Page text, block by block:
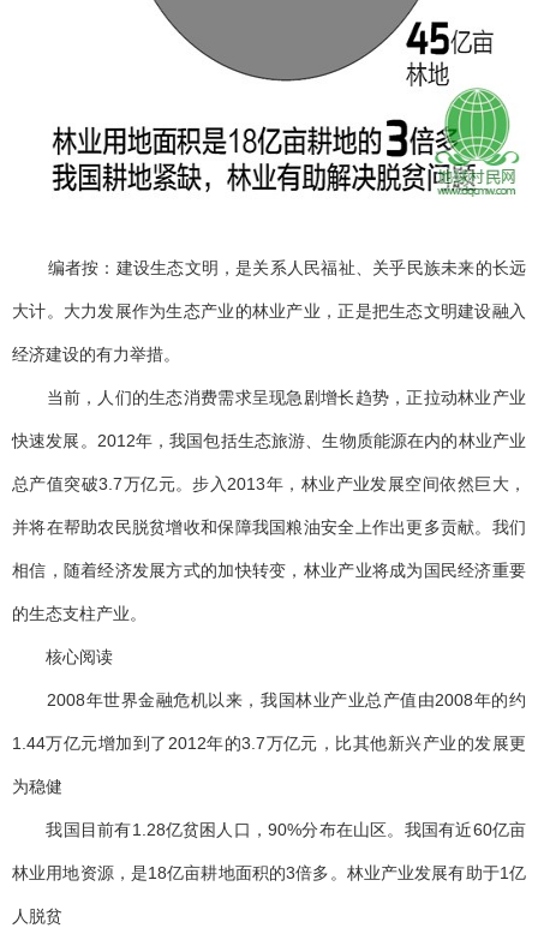
编者按：建设生态文明，是关系人民福祉、关乎民族未来的长远
大计。大力发展作为生态产业的林业产业，正是把生态文明建设融入
经济建设的有力举措。
当前，人们的生态消费需求呈现急剧增长趋势，正拉动林业产业
快速发展。2012年，我国包括生态旅游、生物质能源在内的林业产业
总产值突破3.7万亿元。步入2013年，林业产业发展空间依然巨大，
并将在帮助农民脱贫增收和保障我国粮油安全上作出更多贡献。我们
相信，随着经济发展方式的加快转变，林业产业将成为国民经济重要
的生态支柱产业。
核心阅读
2008年世界金融危机以来，我国林业产业总产值由2008年的约
1.44万亿元增加到了2012年的3.7万亿元，比其他新兴产业的发展更
为稳健
我国目前有1.28亿贫困人口，90%分布在山区。我国有近60亿亩
林业用地资源，是18亿亩耕地面积的3倍多。林业产业发展有助于1亿
人脱贫